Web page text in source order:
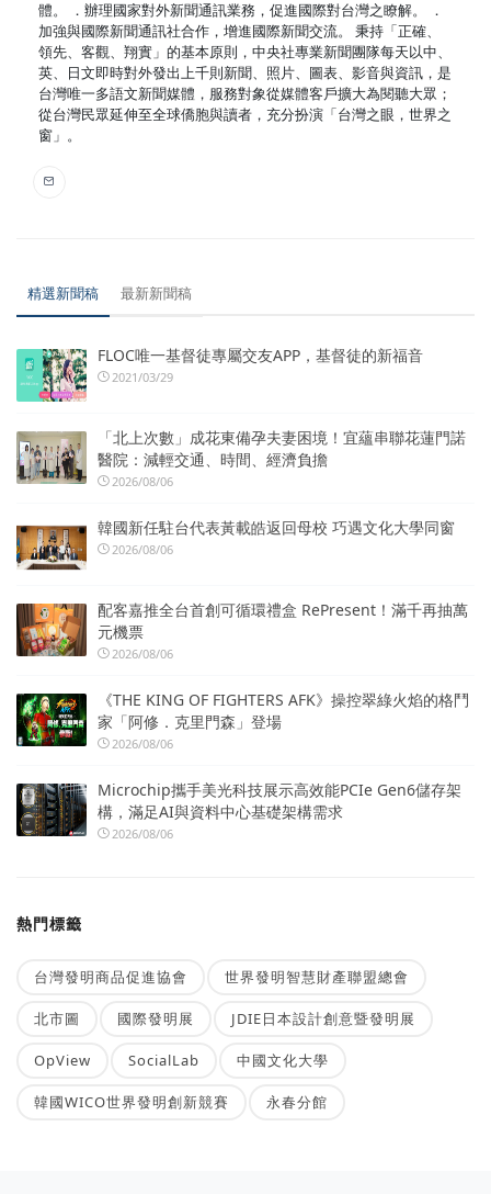
體。 ．辦理國家對外新聞通訊業務，促進國際對台灣之瞭解。 ．
加強與國際新聞通訊社合作，增進國際新聞交流。 秉持「正確、
領先、客觀、翔實」的基本原則，中央社專業新聞團隊每天以中、
英、日文即時對外發出上千則新聞、照片、圖表、影音與資訊，是
台灣唯一多語文新聞媒體，服務對象從媒體客戶擴大為閱聽大眾；
從台灣民眾延伸至全球僑胞與讀者，充分扮演「台灣之眼，世界之
窗」。
精選新聞稿 最新新聞稿
FLOC唯一基督徒專屬交友APP，基督徒的新福音
2021/03/29
「北上次數」成花東備孕夫妻困境！宜蘊串聯花蓮門諾
醫院：減輕交通、時間、經濟負擔
2026/08/06
韓國新任駐台代表黃載皓返回母校 巧遇文化大學同窗
2026/08/06
配客嘉推全台首創可循環禮盒 RePresent！滿千再抽萬
元機票
2026/08/06
《THE KING OF FIGHTERS AFK》操控翠綠火焰的格鬥
家「阿修．克里門森」登場
2026/08/06
Microchip攜手美光科技展示高效能PCIe Gen6儲存架
構，滿足AI與資料中心基礎架構需求
2026/08/06
熱門標籤
台灣發明商品促進協會 世界發明智慧財產聯盟總會
北市圖 國際發明展 JDIE日本設計創意暨發明展
OpView SocialLab 中國文化大學
韓國WICO世界發明創新競賽 永春分館